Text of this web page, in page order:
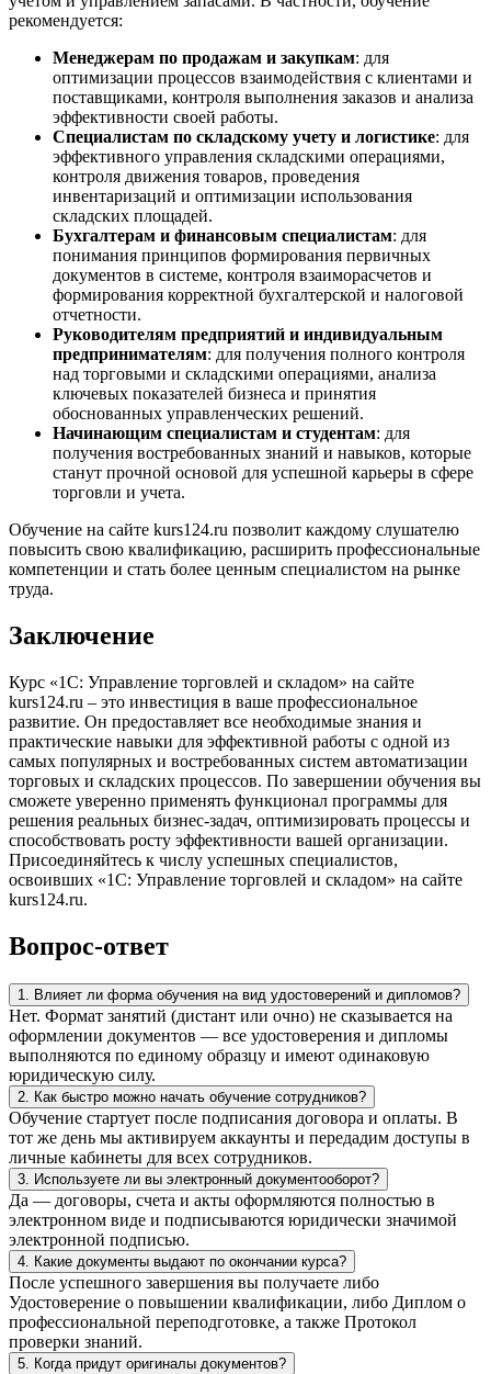
рекомендуется:
Менеджерам по продажам и закупкам: для
оптимизации процессов взаимодействия с клиентами и
поставщиками, контроля выполнения заказов и анализа
эффективности своей работы.
Специалистам по складскому учету и логистике: для
эффективного управления складскими операциями,
контроля движения товаров, проведения
инвентаризаций и оптимизации использования
складских площадей.
Бухгалтерам и финансовым специалистам: для
понимания принципов формирования первичных
документов в системе, контроля взаиморасчетов и
формирования корректной бухгалтерской и налоговой
отчетности.
Руководителям предприятий и индивидуальным
предпринимателям: для получения полного контроля
над торговыми и складскими операциями, анализа
ключевых показателей бизнеса и принятия
обоснованных управленческих решений.
Начинающим специалистам и студентам: для
получения востребованных знаний и навыков, которые
станут прочной основой для успешной карьеры в сфере
торговли и учета.
Обучение на сайте kurs124.ru позволит каждому слушателю
повысить свою квалификацию, расширить профессиональные
компетенции и стать более ценным специалистом на рынке
труда.
Заключение
Курс «1С: Управление торговлей и складом» на сайте
kurs124.ru – это инвестиция в ваше профессиональное
развитие. Он предоставляет все необходимые знания и
практические навыки для эффективной работы с одной из
самых популярных и востребованных систем автоматизации
торговых и складских процессов. По завершении обучения вы
сможете уверенно применять функционал программы для
решения реальных бизнес-задач, оптимизировать процессы и
способствовать росту эффективности вашей организации.
Присоединяйтесь к числу успешных специалистов,
освоивших «1С: Управление торговлей и складом» на сайте
kurs124.ru.
Вопрос-ответ
1. Влияет ли форма обучения на вид удостоверений и дипломов?
Нет. Формат занятий (дистант или очно) не сказывается на
оформлении документов — все удостоверения и дипломы
выполняются по единому образцу и имеют одинаковую
юридическую силу.
2. Как быстро можно начать обучение сотрудников?
Обучение стартует после подписания договора и оплаты. В
тот же день мы активируем аккаунты и передадим доступы в
личные кабинеты для всех сотрудников.
3. Используете ли вы электронный документооборот?
Да — договоры, счета и акты оформляются полностью в
электронном виде и подписываются юридически значимой
электронной подписью.
4. Какие документы выдают по окончании курса?
После успешного завершения вы получаете либо
Удостоверение о повышении квалификации, либо Диплом о
профессиональной переподготовке, а также Протокол
проверки знаний.
5. Когда придут оригиналы документов?